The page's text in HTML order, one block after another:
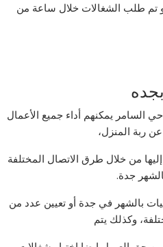
تم طلب الشغالات خلال ساعة من
السامر يمكنهم أداء جميع الأعمال
عن ربة المنزل،
من خلال طرق الاتصال المختلفة
جدة.
بالشهر في جدة أو تعيين عدد من
وكذلك يتم